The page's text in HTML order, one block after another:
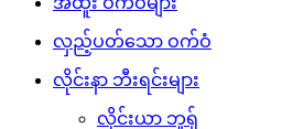
လှည့်ပတ်သော ဝက်ဝံ
လိုင်းနာ ​​ဘီးရင်းများ
လိုင်းယာ ဘူရှ်